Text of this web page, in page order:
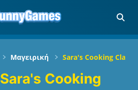
Μαγειρική Sara's Cooking Class
Sara's Cooking